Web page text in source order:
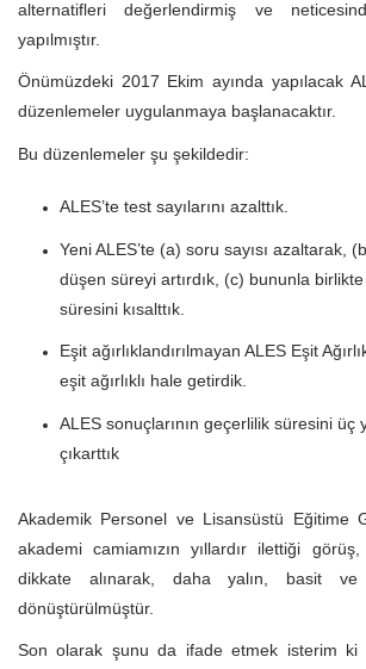
alternatifleri değerlendirmiş ve
yapılmıştır.
Önümüzdeki 2017 Ekim ayında yapılacak
düzenlemeler uygulanmaya başlanacaktır.
Bu düzenlemeler şu şekildedir:
ALES’te test sayılarını azalttık.
Yeni ALES’te (a) soru sayısı azaltarak,
düşen süreyi artırdık, (c) bununla
süresini kısalttık.
Eşit ağırlıklandırılmayan ALES Eşit
eşit ağırlıklı hale getirdik.
ALES sonuçlarının geçerlilik süresini üç
çıkarttık
Akademik Personel ve Lisansüstü Eğitime
akademi camiamızın yıllardır ilettiği
dikkate alınarak, daha yalın, basit
dönüştürülmüştür.
Son olarak şunu da ifade etmek isterim ki